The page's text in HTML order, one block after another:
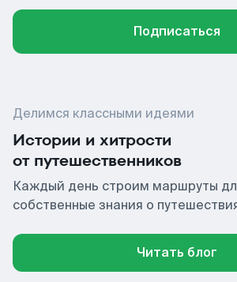
Подписаться
Делимся классными идеями
Истории и хитрости
от путешественников
Каждый день строим маршруты
собственные знания о
Читать блог